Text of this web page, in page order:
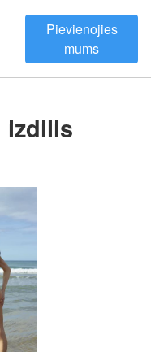
Pievienojies
mums
izdilis